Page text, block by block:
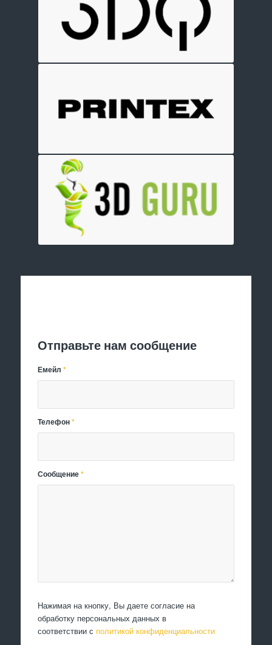
Отправьте нам сообщение
Емейл*
Телефон*
Сообщение*
Нажимая на кнопку, Вы даете согласие на
обработку персональных данных в
соответствии с политикой конфиденциальности